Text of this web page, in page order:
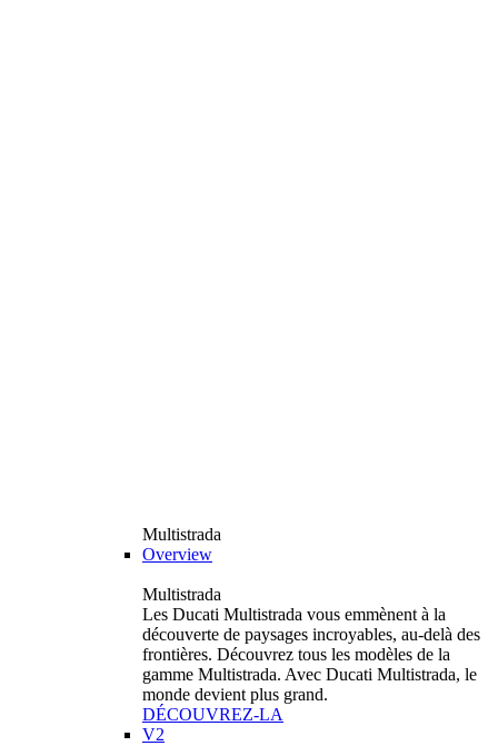
Multistrada
Overview
Multistrada
Les Ducati Multistrada vous emmènent à la
découverte de paysages incroyables, au-delà des
frontières. Découvrez tous les modèles de la
gamme Multistrada. Avec Ducati Multistrada, le
monde devient plus grand.
DÉCOUVREZ-LA
V2